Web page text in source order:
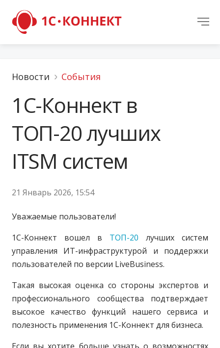
Новости События
1С-Коннект в
ТОП-20 лучших
ITSM систем
21 Январь 2026, 15:54
Уважаемые пользователи!
1С-Коннект вошел в ТОП-20 лучших систем
управления ИТ-инфраструктурой и поддержки
пользователей по версии LiveBusiness.
Такая высокая оценка со стороны экспертов и
профессионального сообщества подтверждает
высокое качество функций нашего сервиса и
полезность применения 1С-Коннект для бизнеса.